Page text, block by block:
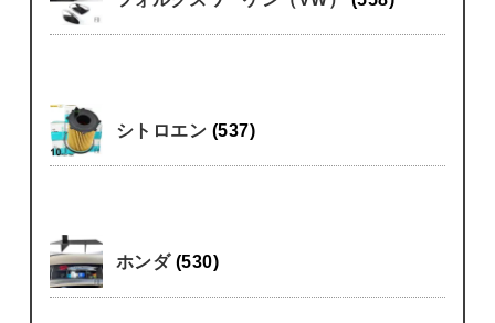
シトロエン (537)
ホンダ (530)